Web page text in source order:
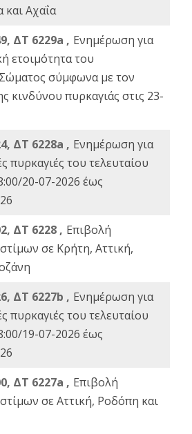
και Αχαΐα
ΔΤ 6229a , Ενημέρωση για
ετοιμότητα του
σύμφωνα με τον
κινδύνου πυρκαγιάς στις 23-
ΔΤ 6228a , Ενημέρωση για
πυρκαγιές του τελευταίου
20-07-2026 έως
ΔΤ 6228 , Επιβολή
σε Κρήτη, Αττική,
ΔΤ 6227b , Ενημέρωση για
πυρκαγιές του τελευταίου
19-07-2026 έως
ΔΤ 6227a , Επιβολή
σε Αττική, Ροδόπη και